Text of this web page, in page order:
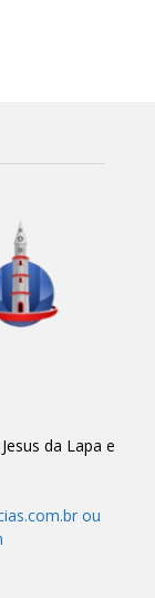
da Lapa e
ou